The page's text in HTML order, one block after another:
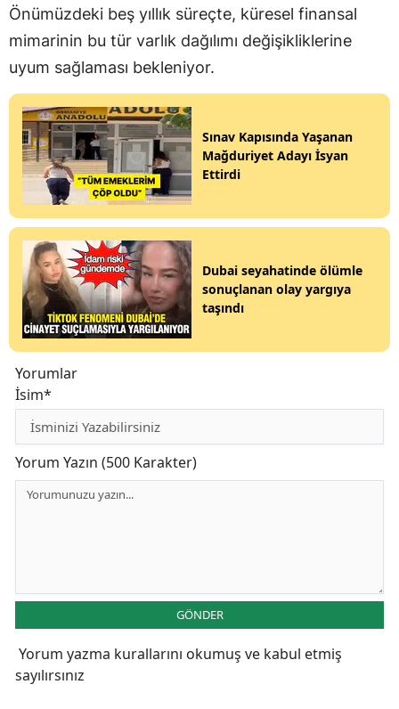
Önümüzdeki beş yıllık süreçte, küresel finansal
mimarinin bu tür varlık dağılımı değişikliklerine
uyum sağlaması bekleniyor.
Sınav Kapısında Yaşanan
Mağduriyet Adayı İsyan
Ettirdi
Dubai seyahatinde ölümle
sonuçlanan olay yargıya
taşındı
Yorumlar
İsim*
Yorum Yazın (500 Karakter)
GÖNDER
Yorum yazma kurallarını okumuş ve kabul etmiş
sayılırsınız